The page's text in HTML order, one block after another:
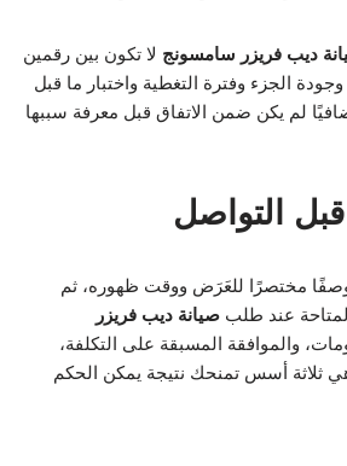
ديب فريزر سامسونج لا تكون بين رقمين
الجزء وفترة التغطية واختبار ما قبل
لم يكن ضمن الاتفاق قبل معرفة سببها
التواصل
مختصرًا للعَرَض ووقت ظهوره، ثم
عند طلب صيانة ديب فريزر
والموافقة المسبقة على التكلفة،
هي ثلاثة أسس تمنحك نتيجة يمكن الحكم